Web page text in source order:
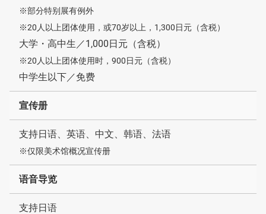
※部分特别展有例外
※20人以上团体使用，或70岁以上，1,300日元（含税）
大学・高中生／1,000日元（含税）
※20人以上团体使用时，900日元（含税）
中学生以下／免费
宣传册
支持日语、英语、中文、韩语、法语
※仅限美术馆概况宣传册
语音导览
支持日语